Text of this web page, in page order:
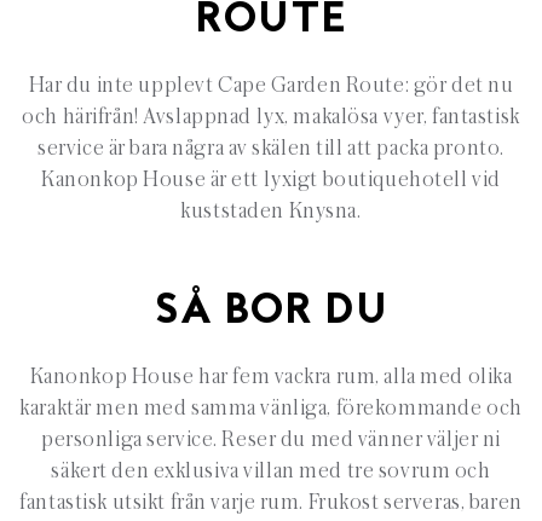
ROUTE
Har du inte upplevt Cape Garden Route: gör det nu
och härifrån! Avslappnad lyx, makalösa vyer, fantastisk
service är bara några av skälen till att packa pronto.
Kanonkop House är ett lyxigt boutiquehotell vid
kuststaden Knysna.
SÅ BOR DU
Kanonkop House har fem vackra rum, alla med olika
karaktär men med samma vänliga, förekommande och
personliga service. Reser du med vänner väljer ni
säkert den exklusiva villan med tre sovrum och
fantastisk utsikt från varje rum. Frukost serveras, baren